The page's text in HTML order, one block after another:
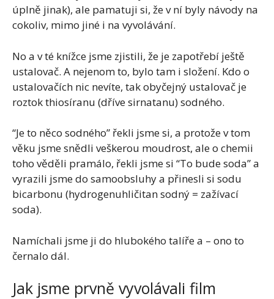
úplně jinak), ale pamatuji si, že v ní byly návody na
cokoliv, mimo jiné i na vyvolávání.
No a v té knížce jsme zjistili, že je zapotřebí ještě
ustalovač. A nejenom to, bylo tam i složení. Kdo o
ustalovačích nic nevíte, tak obyčejný ustalovač je
roztok thiosíranu (dříve sirnatanu) sodného.
“Je to něco sodného” řekli jsme si, a protože v tom
věku jsme snědli veškerou moudrost, ale o chemii
toho věděli pramálo, řekli jsme si “To bude soda” a
vyrazili jsme do samoobsluhy a přinesli si sodu
bicarbonu (hydrogenuhličitan sodný = zažívací
soda).
Namíchali jsme ji do hlubokého talíře a – ono to
černalo dál.
Jak jsme prvně vyvolávali film